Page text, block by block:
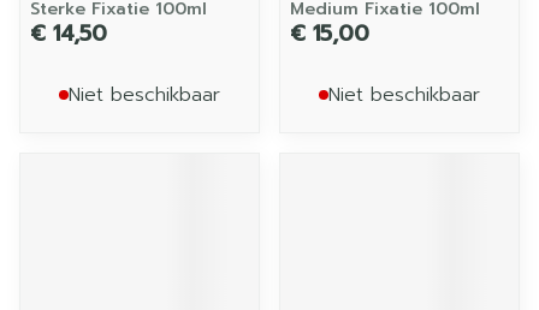
Sterke Fixatie 100ml
€ 14,50
Niet beschikbaar
Medium Fixatie 100ml
€ 15,00
Niet beschikbaar